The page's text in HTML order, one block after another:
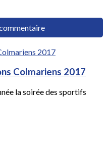
Colmariens 2017
la soirée des sportifs